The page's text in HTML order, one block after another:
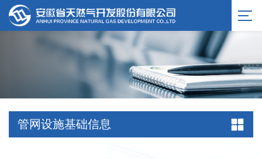
服务公告
管网设施基础信息